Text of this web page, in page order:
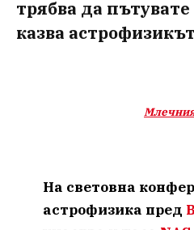
трябва да
казва
На световна
астрофизика пред